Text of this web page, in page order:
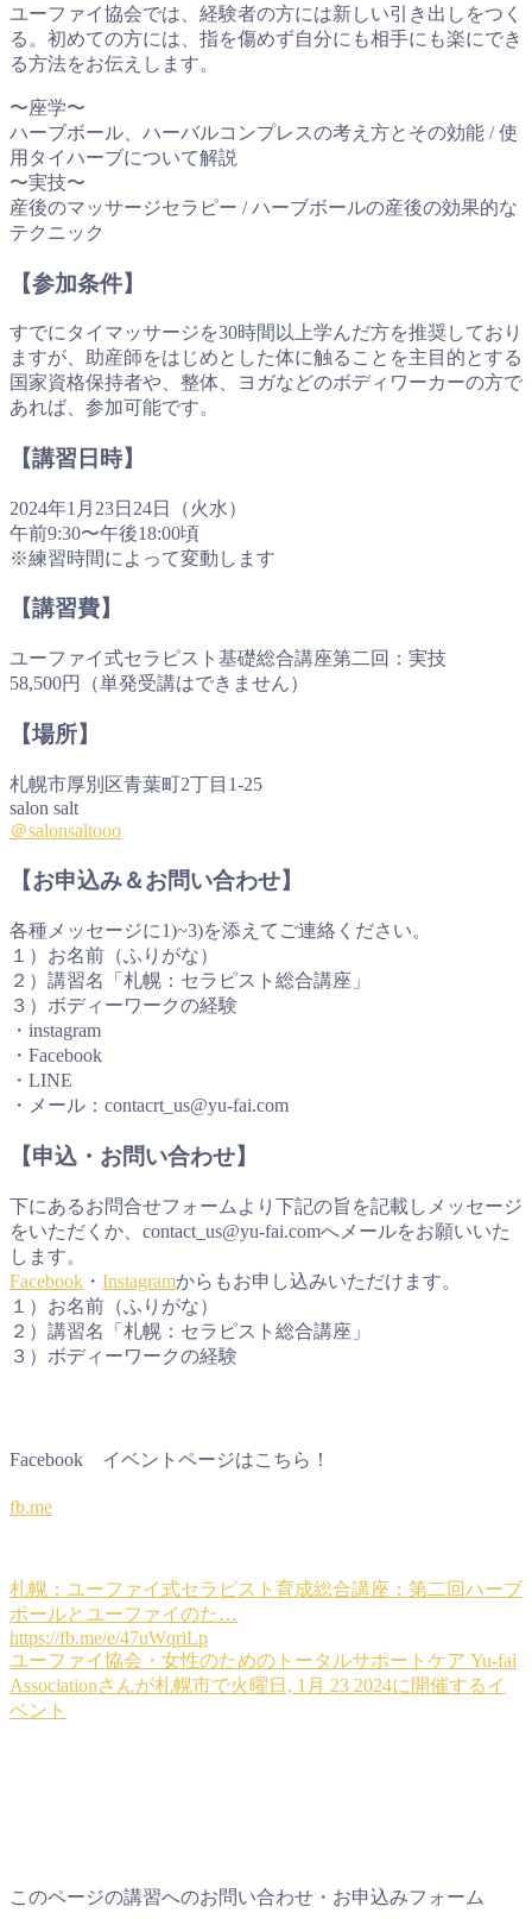
ユーファイ協会では、経験者の方には新しい引き出しをつく
る。初めての方には、指を傷めず自分にも相手にも楽にでき
る方法をお伝えします。
〜座学〜
ハーブボール、ハーバルコンプレスの考え方とその効能 / 使
用タイハーブについて解説
〜実技〜
産後のマッサージセラピー / ハーブボールの産後の効果的な
テクニック
【参加条件】
すでにタイマッサージを30時間以上学んだ方を推奨しており
ますが、助産師をはじめとした体に触ることを主目的とする
国家資格保持者や、整体、ヨガなどのボディワーカーの方で
あれば、参加可能です。
【講習日時】
2024年1月23日24日（火水）
午前9:30〜午後18:00頃
※練習時間によって変動します
【講習費】
ユーファイ式セラピスト基礎総合講座第二回：実技
58,500円（単発受講はできません）
【場所】
札幌市厚別区青葉町2丁目1-25
salon salt
＠salonsaltooo
【お申込み＆お問い合わせ】
各種メッセージに1)~3)を添えてご連絡ください。
１）お名前（ふりがな）
２）講習名「札幌：セラピスト総合講座」
３）ボディーワークの経験
・instagram
・Facebook
・LINE
・メール：contacrt_us@yu-fai.com
【申込・お問い合わせ】
下にあるお問合せフォームより下記の旨を記載しメッセージ
をいただくか、contact_us@yu-fai.comへメールをお願いいた
します。
Facebook ・ Instagramからもお申し込みいただけます。
１）お名前（ふりがな）
２）講習名「札幌：セラピスト総合講座」
３）ボディーワークの経験
Facebook イベントページはこちら！
fb.me
札幌：ユーファイ式セラピスト育成総合講座：第二回ハーブ
ボールとユーファイのた…
https://fb.me/e/47uWqriLp
ユーファイ協会・女性のためのトータルサポートケア Yu-fai
Associationさんが札幌市で火曜日, 1月 23 2024に開催するイ
ベント
このページの講習へのお問い合わせ・お申込みフォーム